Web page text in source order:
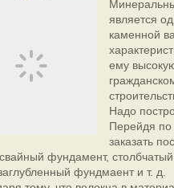
является
каменной
ему
Надо
Перейдя
заказать
фундамент,
фундмаент и т. д.